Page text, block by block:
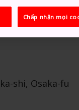
shi, Osaka-fu
Chấp nhận mọi